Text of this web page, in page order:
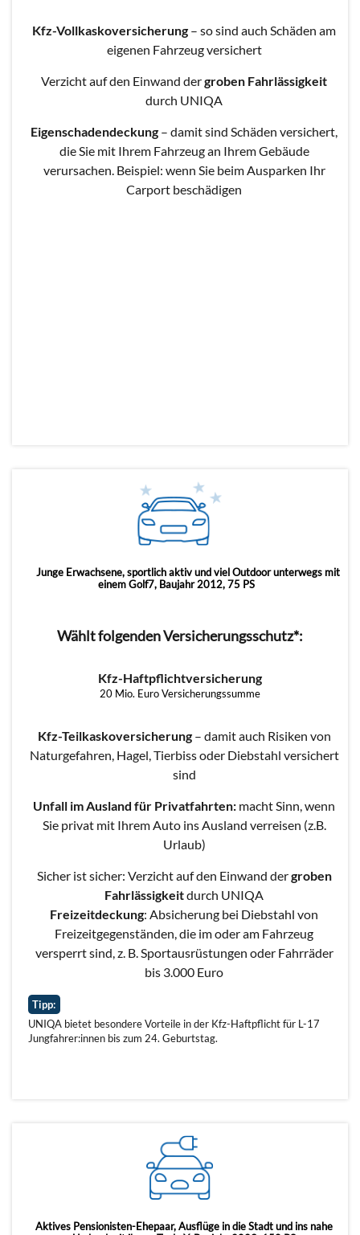
Kfz-Vollkaskoversicherung – so sind auch Schäden am
eigenen Fahrzeug versichert
Verzicht auf den Einwand dergroben Fahrlässigkeit
durch UNIQA
Eigenschadendeckung – damit sind Schäden versichert,
die Sie mit Ihrem Fahrzeug an Ihrem Gebäude
verursachen. Beispiel: wenn Sie beim Ausparken Ihr
Carport beschädigen
Junge Erwachsene, sportlich aktiv und viel Outdoor unterwegs mit
einem Golf7, Baujahr 2012, 75 PS
Wählt folgenden Versicherungsschutz*:
Kfz-Haftpflichtversicherung
20 Mio. Euro Versicherungssumme
Kfz-Teilkaskoversicherung– damit auch Risiken von
Naturgefahren, Hagel, Tierbiss oder Diebstahl versichert
sind
Unfall im Ausland für Privatfahrten: macht Sinn, wenn
Sie privat mit Ihrem Auto ins Ausland verreisen (z.B.
Urlaub)
Sicher ist sicher: Verzicht auf den Einwand dergroben
Fahrlässigkeitdurch UNIQA
Freizeitdeckung: Absicherung bei Diebstahl von
Freizeitgegenständen, die im oder am Fahrzeug
versperrt sind, z. B. Sportausrüstungen oder Fahrräder
bis 3.000 Euro
Tipp:
UNIQA bietet besondere Vorteile in der Kfz-Haftpflicht für L-17
Jungfahrer:innen bis zum 24. Geburtstag.
Aktives Pensionisten-Ehepaar, Ausflüge in die Stadt und ins nahe